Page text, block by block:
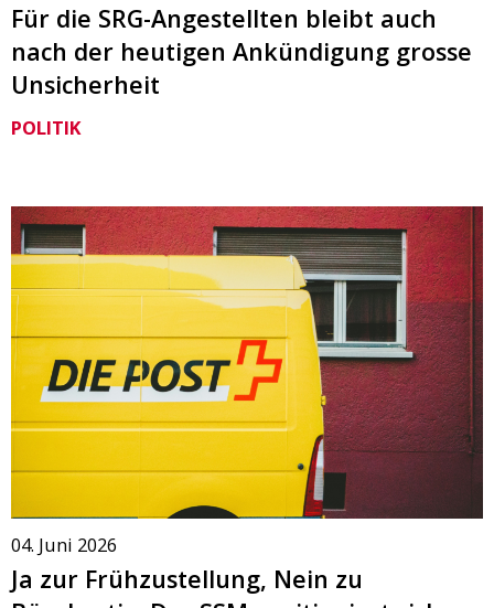
Für die SRG-Angestellten bleibt auch
nach der heutigen Ankündigung grosse
Unsicherheit
POLITIK
04. Juni 2026
Ja zur Frühzustellung, Nein zu